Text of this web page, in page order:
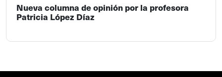
Nueva columna de opinión por la profesora
Patricia López Díaz